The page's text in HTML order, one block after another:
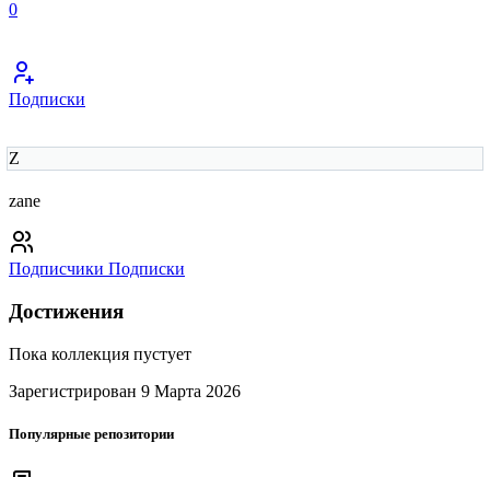
0
Подписки
Z
zane
Подписчики Подписки
Достижения
Пока коллекция пустует
Зарегистрирован 9 Марта 2026
Популярные репозитории